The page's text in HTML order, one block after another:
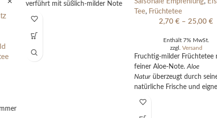
verführt mit süßlich-milder Note
und ist koffeinfrei – perfekt für
natürliche Frische und eignet sich
perfekt als heißer Tee oder
erfrischender Eistee – koffeinfrei